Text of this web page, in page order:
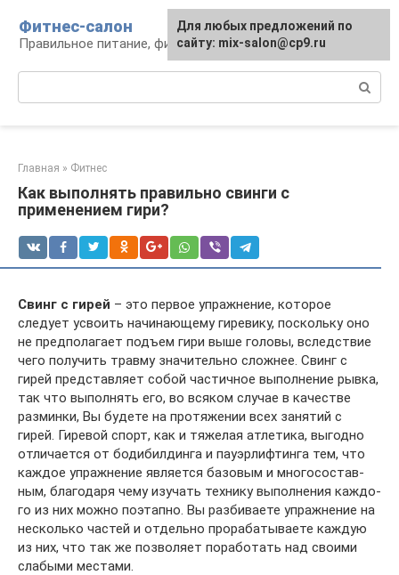
контенту
Фитнес-салон
Правильное питание, фитнес, образ жизни
Главная » Фитнес
Как выполнять правильно свинги с
применением гири?
Свинг с гирей – это первое упражнение, которое
следует усвоить на­чи­на­ю­ще­му ги­ре­ви­ку, поскольку оно
не предполагает подъем гири выше головы, вследствие
чего по­лу­чить трав­му значительно сложнее. Свинг с
гирей представляет собой частичное вы­пол­не­ние рывка,
так что выполнять его, во всяком случае в качестве
разминки, Вы бу­де­те на про­тя­же­нии всех занятий с
гирей. Гиревой спорт, как и тяжелая атлетика, вы­год­но
от­ли­ча­ет­ся от бо­ди­бил­дин­га и пауэрлифтинга тем, что
каждое упражнение яв­ля­ет­ся ба­зо­вым и мно­го­сос­тав­
ным, благодаря чему изучать технику выполнения каж­до­
го из них мож­но по­э­тап­но. Вы разбиваете упражнение на
несколько частей и от­дель­но про­ра­ба­ты­ва­е­те каж­дую
из них, что так же позволяет поработать над своими
слабыми мес­та­ми.
Для любых предложений по
сайту: mix-salon@cp9.ru